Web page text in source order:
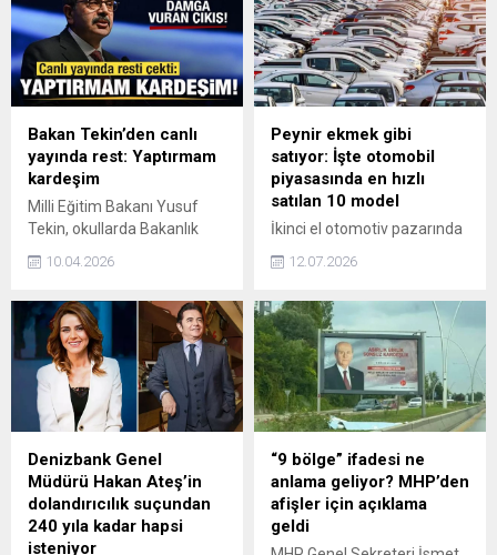
Bakan Tekin’den canlı
yayında rest: Yaptırmam
kardeşim
Milli Eğitim Bakanı Yusuf
Tekin, okullarda Bakanlık
düzenlemek isteyen
gösterdi. Tekin, "'LGBT dersi
anlatacağız' dediler,
yaptırmam kardeşim!''
ifadelerini kullandı.
10.04.2026
Peynir ekmek gibi
satıyor: İşte otomobil
piyasasında en hızlı
satılan 10 model
İkinci el otomotiv pazarında
belirleyen kriterler netleşti.
yakıt tüketimi ve yedek
parça erişilebilirliği sunan 10
model, ilan sitelerinden en
kısa sürede satılıp kalkıyor.
12.07.2026
Denizbank Genel
Müdürü Hakan Ateş’in
dolandırıcılık suçundan
240 yıla kadar hapsi
isteniyor
“9 bölge” ifadesi ne
anlama geliyor? MHP’den
afişler için açıklama
geldi